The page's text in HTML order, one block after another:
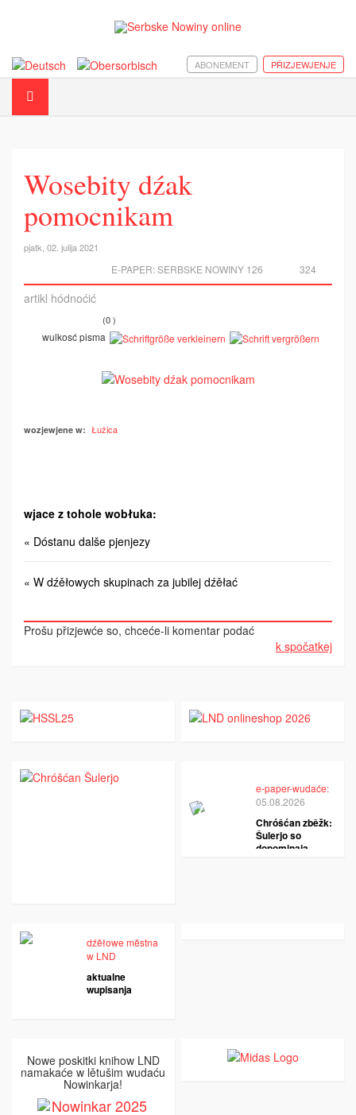
PŘIZJEWJENJE
ABONEMENT
Wosebity dźak
pomocnikam
pjatk, 02. julija 2021
324
E-PAPER:SERBSKE NOWINY 126
artikl hódnoćić
(0 )
wulkosć pisma
wozjewjene w: Łužica
wjace z tohole wobłuka:
« Dóstanu dalše pjenjezy
« W dźěłowych skupinach za jubilej dźěłać
Prošu přizjewće so, chceće-li komentar podać
k spočatkej
e-paper-wudaće:
05.08.2026
Chróšćan zběžk:
Šulerjo so
dopominaja
dźěłowe městna
w LND
aktualne
wupisanja
Nowe poskitki knihow LND
namakaće w lětušim wudaću
Nowinkarja!